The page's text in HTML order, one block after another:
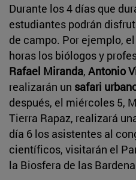
Durante los 4 días que
estudiantes podrán
de campo. Por ejemplo,
horas los biólogos y
Rafael Miranda, Antonio
realizarán un safari
después, el miércoles 5,
Tierra Rapaz, realizará
día 6 los asistentes al
científicos, visitarán el
la Biosfera de las